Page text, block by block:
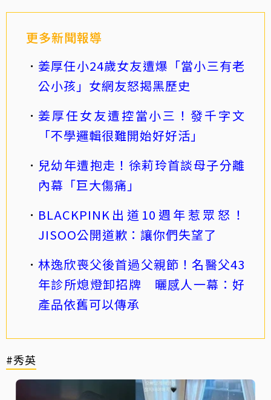
更多新聞報導
姜厚任小24歲女友遭爆「當小三有老
公小孩」女網友怒揭黑歷史
姜厚任女友遭控當小三！發千字文
「不學邏輯很難開始好好活」
兒幼年遭抱走！徐莉玲首談母子分離
內幕「巨大傷痛」
BLACKPINK出道10週年惹眾怒！
JISOO公開道歉：讓你們失望了
林逸欣喪父後首過父親節！名醫父43
年診所熄燈卸招牌 曬感人一幕：好
產品依舊可以傳承
#秀英